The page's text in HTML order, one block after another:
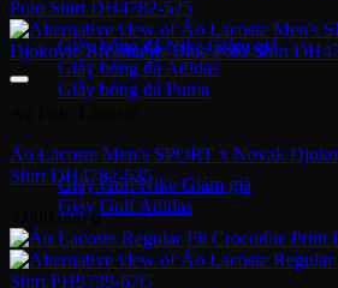
Giày bóng đá Nike
Giày bóng đá Adidas
Giày bóng đá Puma
Giày Golf Nike
Giày Golf Adidas
Giày Training
Áo Lacoste Men’s SPORT x Novak
Shirt DH4782-525
3,000,000₫